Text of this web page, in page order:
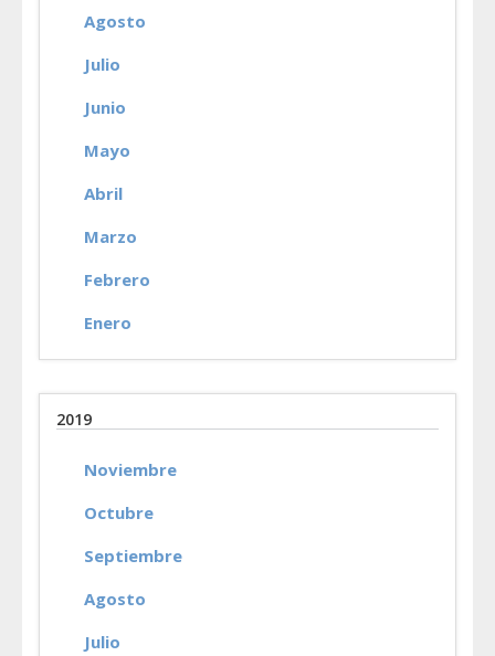
Agosto
Julio
Junio
Mayo
Abril
Marzo
Febrero
Enero
2019
Noviembre
Octubre
Septiembre
Agosto
Julio